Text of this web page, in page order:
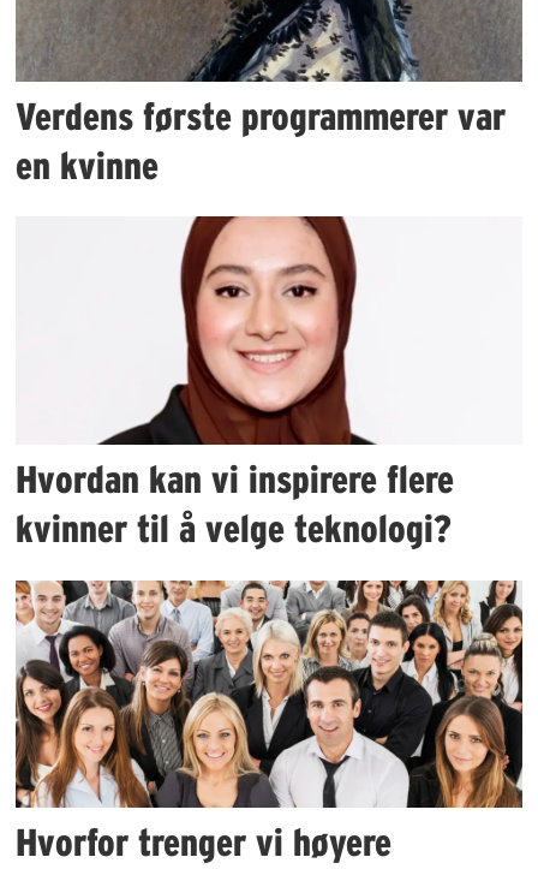
Verdens første programmerer var
en kvinne
Hvordan kan vi inspirere flere
kvinner til å velge teknologi?
Hvorfor trenger vi høyere